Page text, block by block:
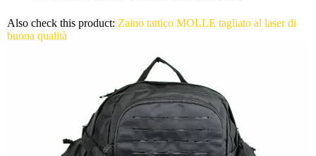
Also check this product: Zaino tattico MOLLE tagliato al laser di
buona qualità